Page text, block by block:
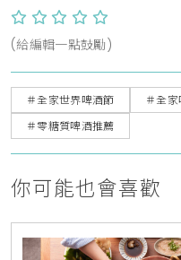
(給編輯一點鼓勵)
＃全家世界啤酒節 ＃全
＃零糖質啤酒推薦
你可能也會喜歡